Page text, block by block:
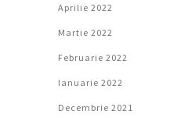
Aprilie 2022
Martie 2022
Februarie 2022
Ianuarie 2022
Decembrie 2021